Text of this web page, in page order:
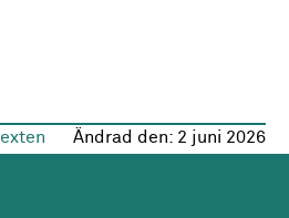
Ändrad den: 2 juni 2026